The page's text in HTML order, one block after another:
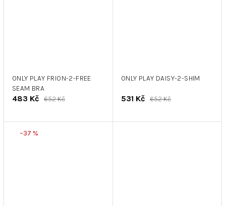
ONLY PLAY FRION-2-FREE
SEAM BRA
483 Kč 652 Kč
ONLY PLAY DAISY-2-SHIM
531 Kč 652 Kč
–37 %